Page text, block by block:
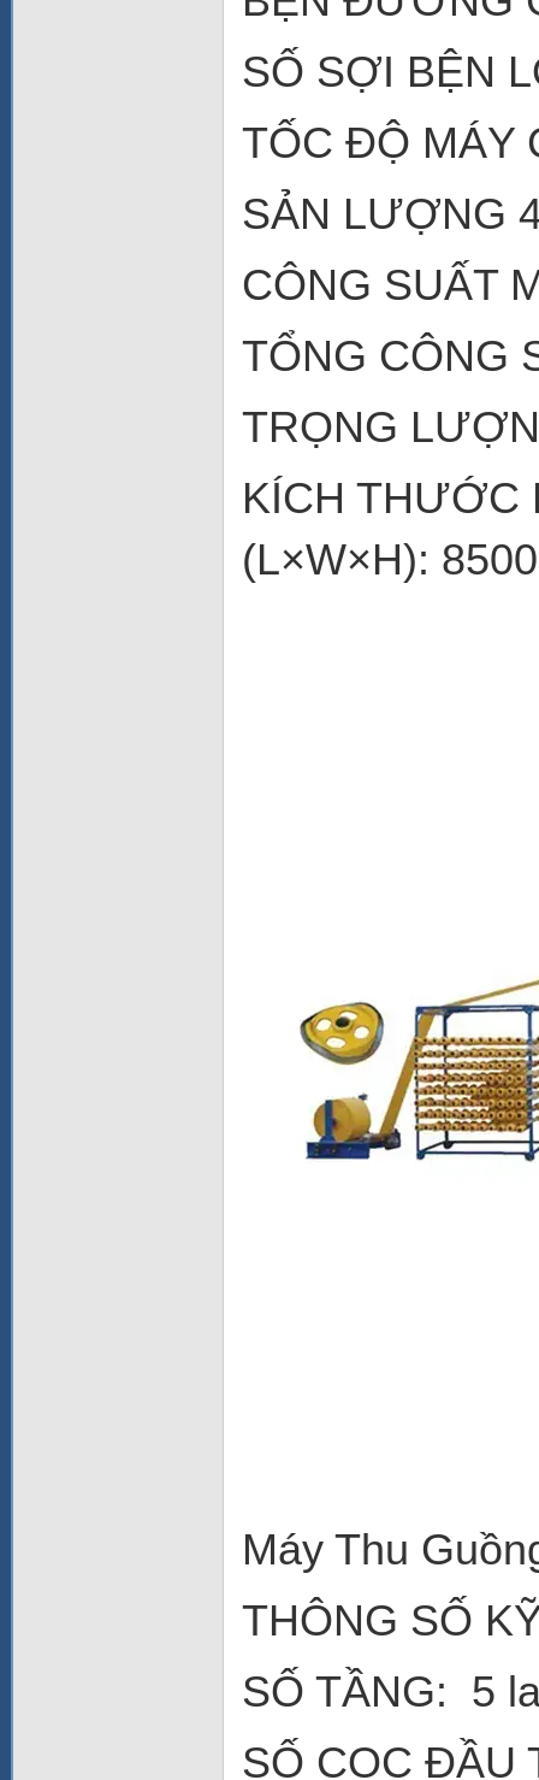
SỐ SỢI BỆN
TỐC ĐỘ MÁY
SẢN LƯỢNG
CÔNG SUẤT
TỔNG CÔNG
TRỌNG
KÍCH THƯỚC
(L×W×H):
Máy Thu
THÔNG SỐ
SỐ TẦNG: 5
SỐ CỌC ĐẦU